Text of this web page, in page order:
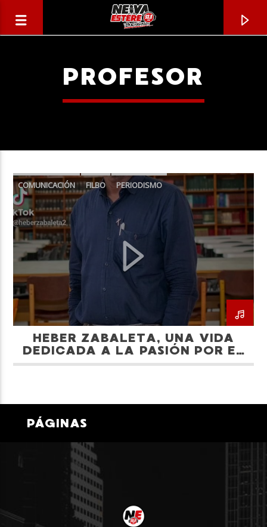
CANCIÓN ACTUAL
TÍTULO
ARTISTA
Neiva Estereo
PROFESOR
COMUNICACIÓN FILBO
PERIODISMO
PROFESOR
HEBER ZABALETA, UNA VIDA
DEDICADA A LA PASIÓN POR EL
PERIODISMO
PÁGINAS